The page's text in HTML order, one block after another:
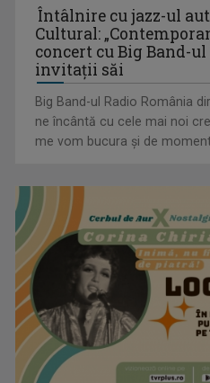
Visul începe la „Vedeta
pentru sezonul 9
Întâlnire cu jazz-ul
Cultural:
concert cu Big Band-
invitaţii săi
Big Band-ul Radio România
ne încântă cu cele mai noi
me vom bucura şi de